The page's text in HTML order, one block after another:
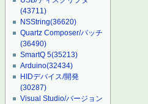
(43711)
NSString(36620)
Quartz Composer/パッチ
(36490)
SmartQ 5(35213)
Arduino(32434)
HIDデバイス/開発
(30287)
Visual Studio/バージョン